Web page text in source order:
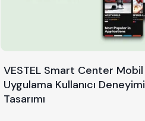
VESTEL Smart Center Mobil
Uygulama Kullanıcı Deneyimi
Tasarımı